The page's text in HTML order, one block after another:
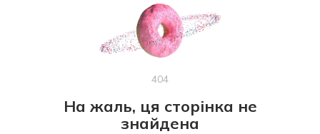
404
На жаль, ця сторінка не
знайдена